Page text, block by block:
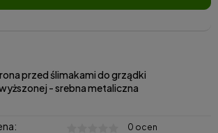
przed ślimakami do grządki
- srebna metaliczna
0 ocen